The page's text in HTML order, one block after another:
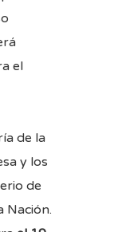
el
de la
y los
de
Nación.